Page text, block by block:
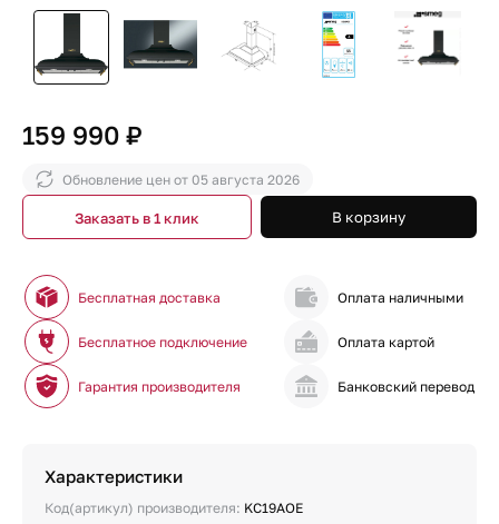
159 990 ₽
Обновление цен от 05 августа 2026
В корзину
Заказать в 1 клик
Бесплатная доставка
Бесплатное подключение
Гарантия производителя
Оплата наличными
Оплата картой
Банковский перевод
Характеристики
Код(артикул) производителя: KC19AOE